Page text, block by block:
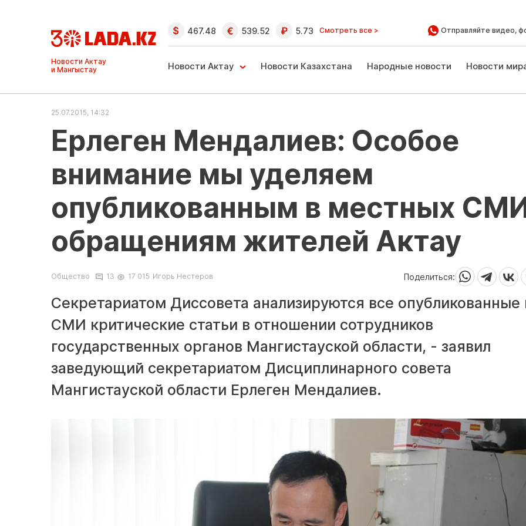
Ақтау және
Манғыстау
жаңалықтары
467.48 539.52 5.73 Смотреть все > Отправляйте видео,
Новости Актау Новости Казахстана Народные новости Новости
25.07.2015, 14:32
Ерлеген Мендалиев: Особое
внимание мы уделяем
опубликованным в местных
обращениям жителей Актау
Общество 13 17 015 Игорь Нестеров Поделиться:
Секретариатом Диссовета анализируются все опубликованные
СМИ критические статьи в отношении сотрудников
государственных органов Мангистауской области, - заявил
заведующий секретариатом Дисциплинарного совета
Мангистауской области Ерлеген Мендалиев.